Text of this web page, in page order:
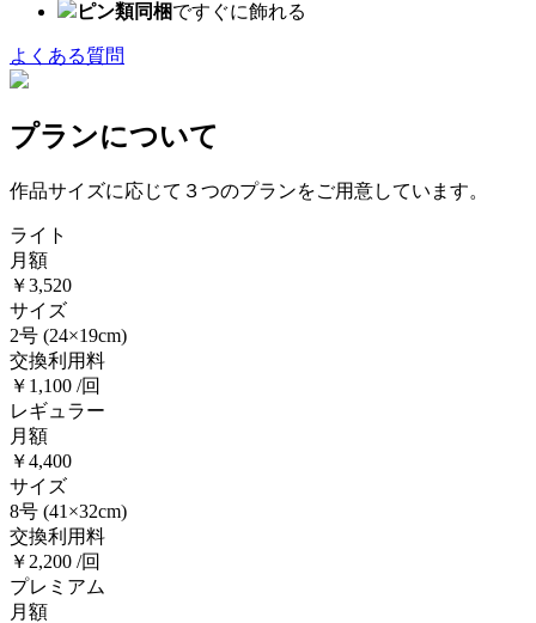
ピン類同梱ですぐに飾れる
よくある質問
プランについて
作品サイズに応じて３つのプランをご用意しています。
ライト
月額
￥3,520
サイズ
2号 (24×19cm)
交換利用料
￥1,100 /回
レギュラー
月額
￥4,400
サイズ
8号 (41×32cm)
交換利用料
￥2,200 /回
プレミアム
月額